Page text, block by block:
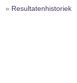
» Resultatenhistoriek